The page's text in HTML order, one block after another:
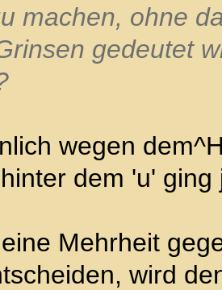
machen, ohne
gedeutet
wegen
dem 'u' ging
Mehrheit
wird